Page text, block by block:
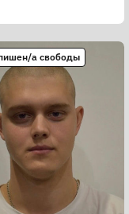
а свободы